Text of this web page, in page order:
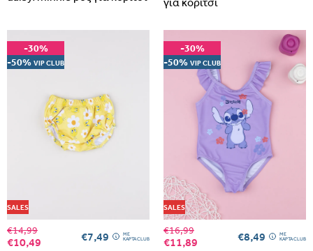
-30%
-50% VIP CLUB
SALES
€14,99
€10,49 €7,49 ME
ΚΑΡΤΑ CLUB
-30%
-50% VIP CLUB
SALES
€16,99
€11,89 €8,49 ME
ΚΑΡΤΑ CLUB